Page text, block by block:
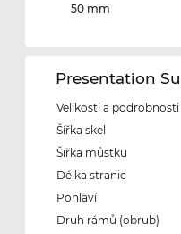
50 mm
Presentation
Velikosti a podrobnosti
Šířka skel
Šířka můstku
Délka stranic
Pohlaví
Druh rámů (obrub)